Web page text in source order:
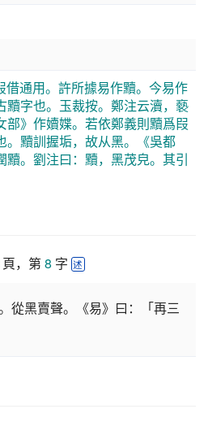
借通用。許所據易作黷。今易作
黷字也。玉裁按。鄭注云瀆，褻
部》作嬻媟。若依鄭義則黷爲叚
。黷訓握垢，故从黑。《吳都
黷。劉注曰：黷，黑茂皃。其引
頁，第 8 字 述
從黑賣聲。《易》曰：「再三